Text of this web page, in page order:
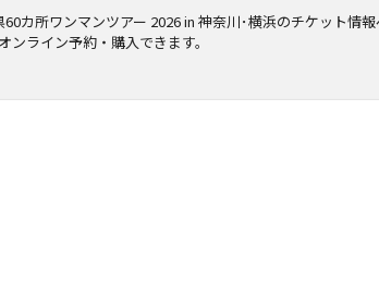
カ所ワンマンツアー 2026 in 神奈川･横浜のチケット情
ライン予約・購入できます。